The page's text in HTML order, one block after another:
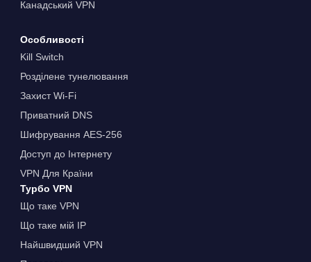
Канадський VPN
Особливості
Kill Switch
Розділене тунелювання
Захист Wi-Fi
Приватний DNS
Шифрування AES-256
Доступ до Інтернету
VPN Для Країни
Турбо VPN
Що таке VPN
Що таке мій IP
Найшвидший VPN